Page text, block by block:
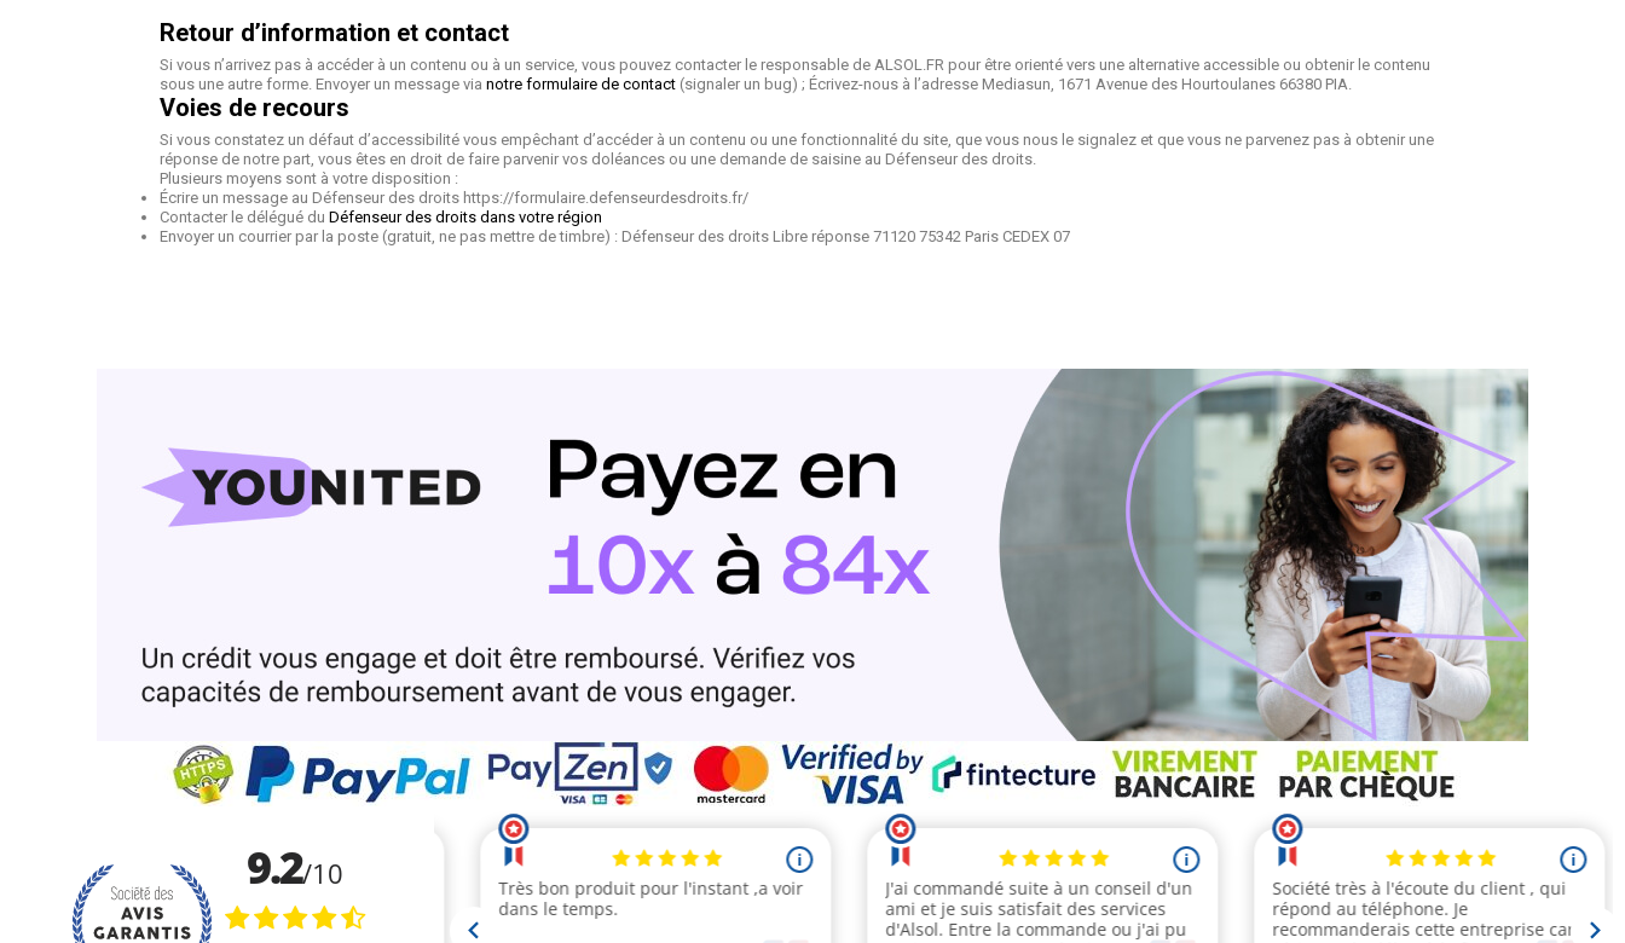
Retour d’information et contact
Si vous n’arrivez pas à accéder à un contenu ou à un service, vous pouvez contacter le responsable de ALSOL.FR pour être orienté vers une alternative accessible ou obtenir le contenu
sous une autre forme. Envoyer un message via notre formulaire de contact (signaler un bug) ; Écrivez-nous à l’adresse Mediasun, 1671 Avenue des Hourtoulanes 66380 PIA.
Voies de recours
Si vous constatez un défaut d’accessibilité vous empêchant d’accéder à un contenu ou une fonctionnalité du site, que vous nous le signalez et que vous ne parvenez pas à obtenir une
réponse de notre part, vous êtes en droit de faire parvenir vos doléances ou une demande de saisine au Défenseur des droits.
Plusieurs moyens sont à votre disposition :
Écrire un message au Défenseur des droits https://formulaire.defenseurdesdroits.fr/
Contacter le délégué du Défenseur des droits dans votre région
Envoyer un courrier par la poste (gratuit, ne pas mettre de timbre) : Défenseur des droits Libre réponse 71120 75342 Paris CEDEX 07